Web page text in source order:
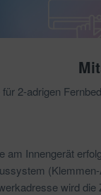
2-adrigen
am Innengerät
wird